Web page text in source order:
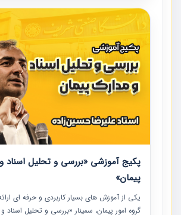
مدارک پیمان به همراه تجربیات عملی ارائه
پکیج آموزشی «بررسی و تحلیل اسناد
پیمان»
یکی از آموزش‏‏‏‏‏‏ های بسیار کاربردی و حرفه‏ ای
گروه امور پیمان، سمینار «بررسی و تحلیل اسناد